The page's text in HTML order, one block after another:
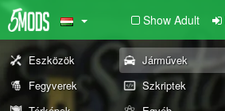
Show Adult
Eszközök Járművek
Fegyverek
Szkriptek